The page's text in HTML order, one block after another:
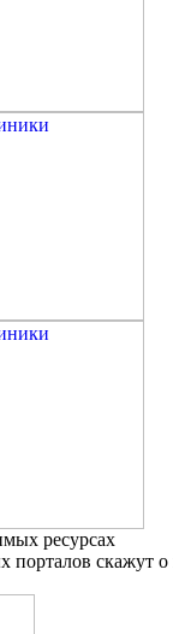
ресурсах
порталов скажут